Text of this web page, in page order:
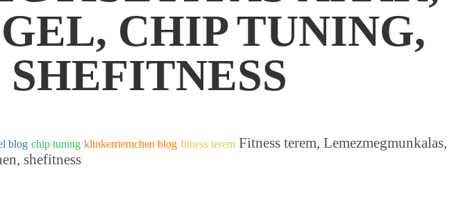
CHIP TUNING,
blog chip tuning klinkerriemchen blog fitness terem Fitness terem, Lemezmegmunkalas,
shefitness